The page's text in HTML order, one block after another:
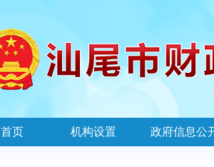
首页 机构设置 政府信息公